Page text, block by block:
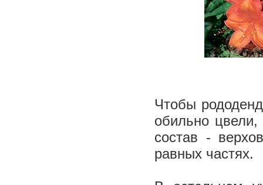
Чтобы
обильно
состав -
равных частях.